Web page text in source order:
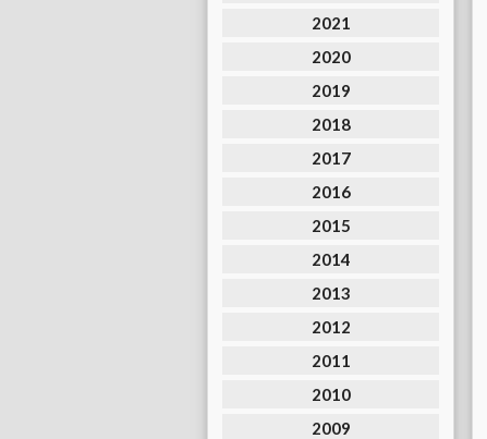
2021
2020
2019
2018
2017
2016
2015
2014
2013
2012
2011
2010
2009